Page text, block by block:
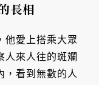
長相
他愛上搭乘大眾
人來人往的斑斕
，看到無數的人